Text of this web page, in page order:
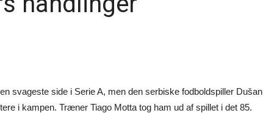
svageste side i Serie A, men den serbiske fodboldspiller Dušan
i kampen. Træner Tiago Motta tog ham ud af spillet i det 85.